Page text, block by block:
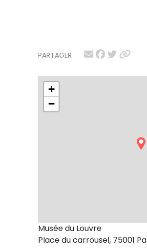
PARTAGER
+
−
Musée du Louvre
Place du carrousel, 75001